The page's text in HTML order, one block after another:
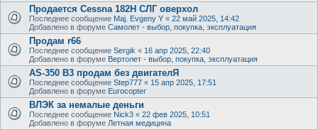
Продается Cessna 182H СЛГ оверхол
Последнее сообщение Maj. Evgeny Y « 22 май 2025, 14:42
Добавлено в форуме Самолет - выбор, покупка, эксплуатация
Продам r66
Последнее сообщение Sergik « 16 апр 2025, 22:40
Добавлено в форуме Вертолет - выбор, покупка, эксплуатация
AS-350 B3 продам без двигателЯ
Последнее сообщение Step777 « 15 апр 2025, 17:51
Добавлено в форуме Eurocopter
ВЛЭК за немалые деньги
Последнее сообщение Nick3 « 22 фев 2025, 10:51
Добавлено в форуме Летная медицина